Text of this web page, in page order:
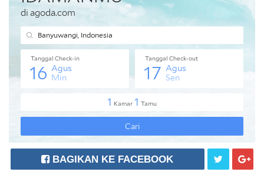
BAGIKAN KE FACEBOOK